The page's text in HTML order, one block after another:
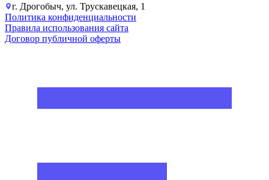
г. Дрогобыч, ул. Трускавецкая, 1
Политика конфиденциальности
Правила использования сайта
Договор публичной оферты